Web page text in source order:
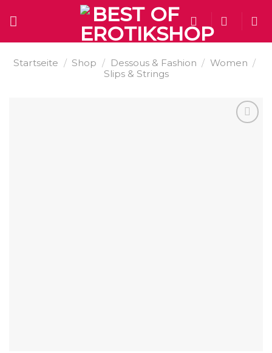
Startseite / Shop / Dessous & Fashion / Women /
Slips & Strings